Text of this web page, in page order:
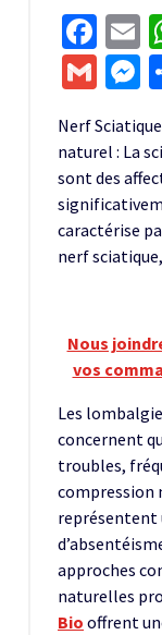
Nerf
naturel : La
sont des
caractérise
nerf sciatique,
Nous
vos
Les
concernent
troubles,
compression
représentent
approches
naturelles
Bio offrent